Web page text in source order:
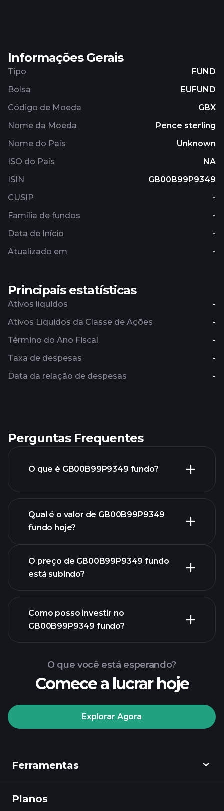
Informações Gerais
Tipo
FUND
Bolsa
EUFUND
Código de Moeda
GBX
Nome da Moeda
Pence sterling
Nome do País
Unknown
ISO do País
NA
ISIN
GB00B99P9349
CUSIP
-
Família de fundos
-
Data de Início
-
Atualizado em
-
Principais estatísticas
Ativos líquidos
-
Ativos Líquidos da Classe de Ações
-
Término do Ano Fiscal
-
Taxa de despesas
-
Data da relação de despesas
-
Perguntas Frequentes
O que é GB00B99P9349 fundo?
Qual é o valor de GB00B99P9349
fundo hoje?
gráfico avançado
O preço de GB00B99P9349 fundo
está subindo?
GB00B99P9349 fundo
Como posso investir no
GB00B99P9349 fundo?
corretor recomendado
O que você está esperando?
Comece a lucrar hoje
Explorar Agora
Ferramentas
Descobrir
Planos